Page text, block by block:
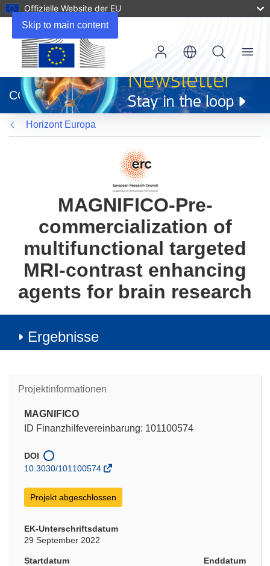
Skip to main content
Offizielle Website der EU
neuem
Fenster)
CORDIS
Menu
Horizont Europa
MAGNIFICO-Pre-
commercialization of
multifunctional targeted
MRI-contrast enhancing
agents for brain research
Ergebnisse
Projektinformationen
MAGNIFICO
ID Finanzhilfevereinbarung: 101100574
DOI
10.3030/101100574
Projekt abgeschlossen
EK-Unterschriftsdatum
29 September 2022
Startdatum
Enddatum